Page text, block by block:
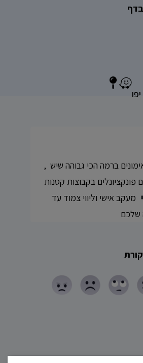
ברמה הכי גבוהה שיש ,
פונקציונלים בקבוצות קטנות ⁦, אימונים
⁩ מעקב אישי וליווי צמוד עד